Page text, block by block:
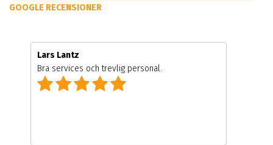
GOOGLE RECENSIONER
Lars Lantz
Bra services och trevlig personal.